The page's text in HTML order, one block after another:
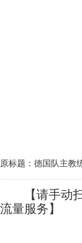
原标题：德国队主教
【请手动扫
流量服务】